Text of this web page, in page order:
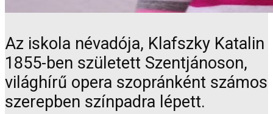
Az iskola névadója, Klafszky Katalin
1855-ben született Szentjánoson,
világhírű opera szopránként számos
szerepben színpadra lépett.